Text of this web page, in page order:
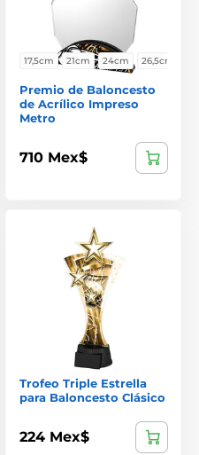
17,5cm 21cm 24cm 26,5cm
Premio de Baloncesto
de Acrílico Impreso
Metro
710 Mex$
Trofeo Triple Estrella
para Baloncesto Clásico
224 Mex$